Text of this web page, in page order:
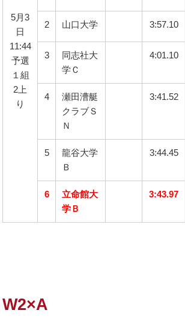
5月3
日
11:44
予選
１組
2上
り
2 山口大学 3:57.10
3
同志社大
学Ｃ
4:01.10
4
瀬田漕艇
クラブＳ
Ｎ
3:41.52
5
龍谷大学
Ｂ
3:44.45
6
立命館大
学Ｂ
3:43.97
W2×A